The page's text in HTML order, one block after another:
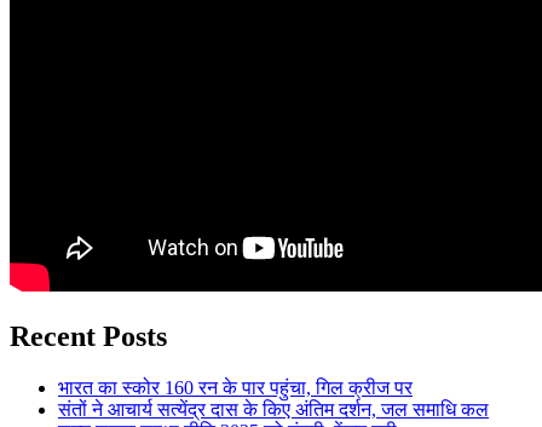
Recent Posts
भारत का स्कोर 160 रन के पार पहुंचा, गिल क्रीज पर
संतों ने आचार्य सत्येंद्र दास के किए अंतिम दर्शन, जल समाधि कल